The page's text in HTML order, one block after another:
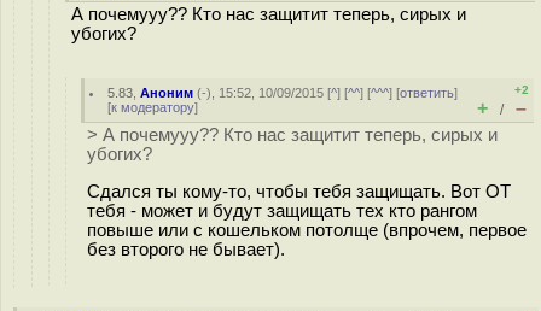
А почемууу?? Кто нас защитит теперь, сирых и
убогих?
5.83 ,Аноним (-), 15:52, 10/09/2015 [^] [^^] [^^^] [ответить]
[к модератору]
+2
+ / –
> А почемууу?? Кто нас защитит теперь, сирых и
убогих?
Сдался ты кому-то, чтобы тебя защищать. Вот ОТ
тебя - может и будут защищать тех кто рангом
повыше или с кошельком потолще (впрочем, первое
без второго не бывает).